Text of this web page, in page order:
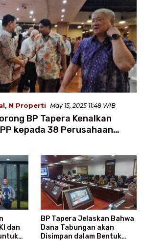
, N Properti May 15, 2025 11:48 WIB
BP Tapera Kenalkan
kepada 38 Perusahaan
dan
BP Tapera Jelaskan Bahwa
Dana Tabungan akan
Disimpan dalam Bentuk